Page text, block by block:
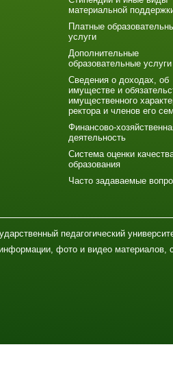
материальной
Платные
услуги
Дополнительные
образовательные услуги
Сведения о доходах, об
имуществе и
имущественного
ректора и членов его
Финансово-
деятельность
Система оценки
образования
Часто задаваемые
педагогический
фото и видео материалов,